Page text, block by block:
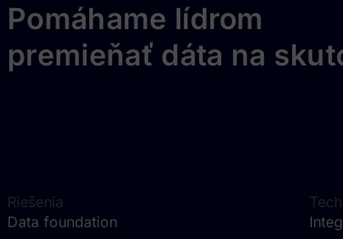
Pomáhame lídrom
premieňať dáta na
Riešenia
Data foundation